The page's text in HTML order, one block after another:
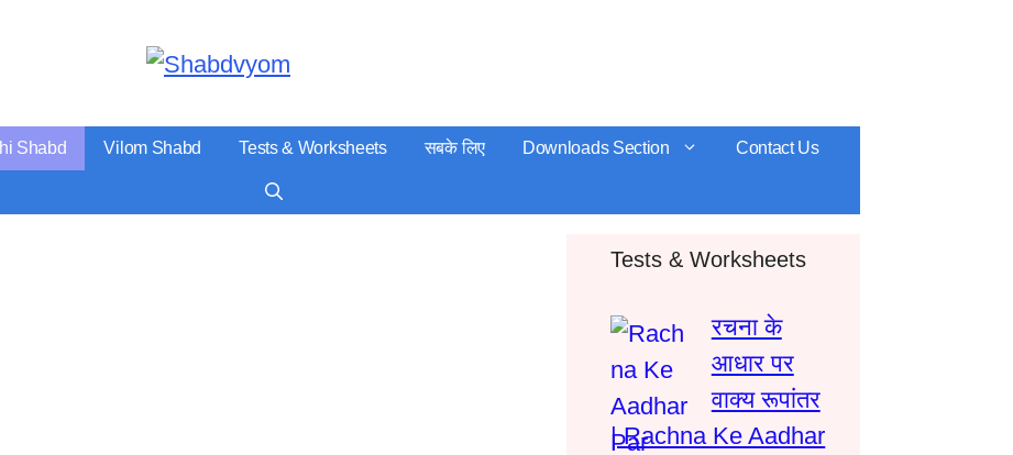
Shabd Vilom Shabd Tests & Worksheets सबके लिए Downloads Section Contact Us
Tests & Worksheets
रचना के
आधार पर
वाक्य रूपांतर
| Rachna Ke Aadhar